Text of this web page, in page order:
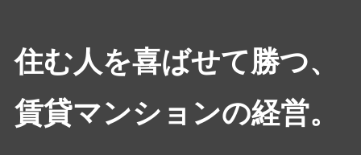
住む人を喜ばせて勝つ、
賃貸マンションの経営。